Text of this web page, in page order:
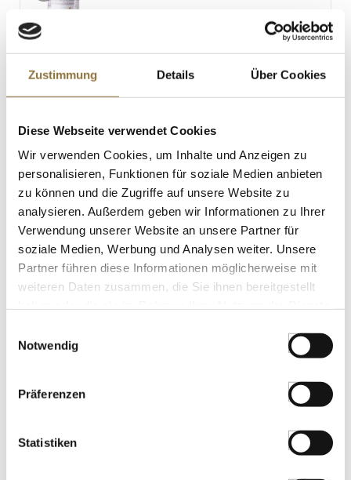
Zustimmung Details Über Cookies
Diese Webseite verwendet Cookies
Wir verwenden Cookies, um Inhalte und Anzeigen zu
personalisieren, Funktionen für soziale Medien anbieten
zu können und die Zugriffe auf unsere Website zu
analysieren. Außerdem geben wir Informationen zu Ihrer
Verwendung unserer Website an unsere Partner für
soziale Medien, Werbung und Analysen weiter. Unsere
Partner führen diese Informationen möglicherweise mit
weiteren Daten zusammen, die Sie ihnen bereitgestellt
Notwendig
Präferenzen
Statistiken
0.8 g
LEBENSMITTELKENNZEICHNUNGEN
€ 17,98/ kg
St.
Edelhefeflocken, zum Würzen, 1 kg
Art.Nr.:53808